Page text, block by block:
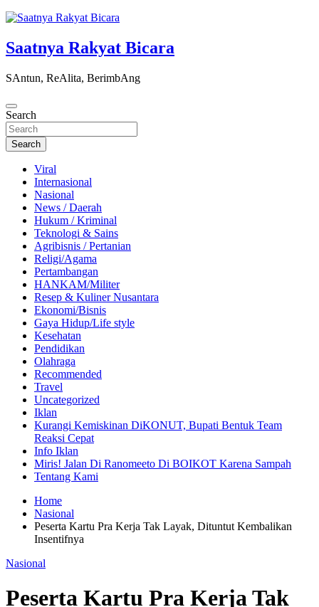
Saatnya Rakyat Bicara
SAntun, ReAlita, BerimbAng
Search
Search
Viral
Internasional
Nasional
News / Daerah
Hukum / Kriminal
Teknologi & Sains
Agribisnis / Pertanian
Religi/Agama
Pertambangan
HANKAM/Militer
Resep & Kuliner Nusantara
Ekonomi/Bisnis
Gaya Hidup/Life style
Kesehatan
Pendidikan
Olahraga
Recommended
Travel
Uncategorized
Iklan
Kurangi Kemiskinan DiKONUT, Bupati Bentuk Team
Reaksi Cepat
Info Iklan
Miris! Jalan Di Ranomeeto Di BOIKOT Karena Sampah
Tentang Kami
Home
Nasional
Peserta Kartu Pra Kerja Tak Layak, Dituntut Kembalikan
Insentifnya
Nasional
Peserta Kartu Pra Kerja Tak